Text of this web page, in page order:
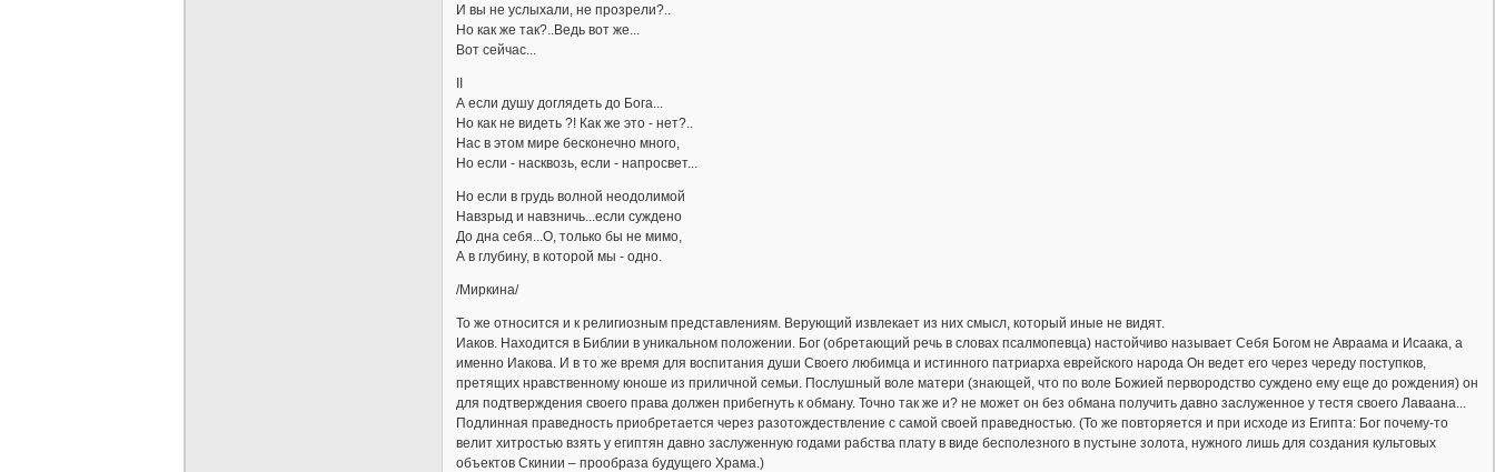
И вы не услыхали, не прозрели?..
Но как же так?..Ведь вот же...
Вот сейчас...
II
А если душу доглядеть до Бога...
Но как не видеть ?! Как же это - нет?..
Нас в этом мире бесконечно много,
Но если - насквозь, если - напросвет...
Но если в грудь волной неодолимой
Навзрыд и навзничь...если суждено
До дна себя...О, только бы не мимо,
А в глубину, в которой мы - одно.
/Миркина/
То же относится и к религиозным представлениям. Верующий извлекает из них смысл, который иные не видят.
Иаков. Находится в Библии в уникальном положении. Бог (обретающий речь в словах псалмопевца) настойчиво называет Себя Богом не Авраама и Исаака, а
именно Иакова. И в то же время для воспитания души Своего любимца и истинного патриарха еврейского народа Он ведет его через череду поступков,
претящих нравственному юноше из приличной семьи. Послушный воле матери (знающей, что по воле Божией первородство суждено ему еще до рождения) он
для подтверждения своего права должен прибегнуть к обману. Точно так же и? не может он без обмана получить давно заслуженное у тестя своего Лаваана...
Подлинная праведность приобретается через разотождествление с самой своей праведностью. (То же повторяется и при исходе из Египта: Бог почему-то
велит хитростью взять у египтян давно заслуженную годами рабства плату в виде бесполезного в пустыне золота, нужного лишь для создания культовых
объектов Скинии – прообраза будущего Храма.)